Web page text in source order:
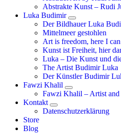
Abstrakte Kunst – Rudi
Luka Budimir
Der Bildhauer Luka
Mittelmeer gestohlen
Art is freedom, here I
Kunst ist Freiheit, hier
Luka – Die Kunst und
The Artist Budimir Luka
Der Künstler Budimir
Fawzi Khalil
Fawzi Khalil – Artist and
Kontakt
Datenschutzerklärung
Store
Blog